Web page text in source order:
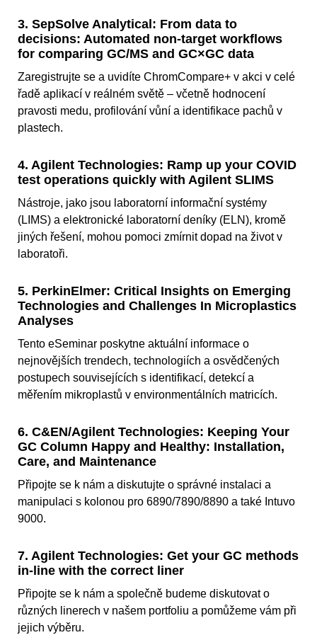
3. SepSolve Analytical: From data to
decisions: Automated non-target workflows
for comparing GC/MS and GC×GC data
Zaregistrujte se a uvidíte ChromCompare+ v akci v celé
řadě aplikací v reálném světě – včetně hodnocení
pravosti medu, profilování vůní a identifikace pachů v
plastech.
4. Agilent Technologies: Ramp up your COVID
test operations quickly with Agilent SLIMS
Nástroje, jako jsou laboratorní informační systémy
(LIMS) a elektronické laboratorní deníky (ELN), kromě
jiných řešení, mohou pomoci zmírnit dopad na život v
laboratoři.
5. PerkinElmer: Critical Insights on Emerging
Technologies and Challenges In Microplastics
Analyses
Tento eSeminar poskytne aktuální informace o
nejnovějších trendech, technologiích a osvědčených
postupech souvisejících s identifikací, detekcí a
měřením mikroplastů v environmentálních matricích.
6. C&EN/Agilent Technologies: Keeping Your
GC Column Happy and Healthy: Installation,
Care, and Maintenance
Připojte se k nám a diskutujte o správné instalaci a
manipulaci s kolonou pro 6890/7890/8890 a také Intuvo
9000.
7. Agilent Technologies: Get your GC methods
in-line with the correct liner
Připojte se k nám a společně budeme diskutovat o
různých linerech v našem portfoliu a pomůžeme vám při
jejich výběru.